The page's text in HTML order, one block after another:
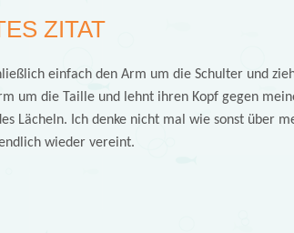
ZITAT
einfach den Arm um die Schulter und
um die Taille und lehnt ihren Kopf gegen
Lächeln. Ich denke nicht mal wie sonst über
wieder vereint.